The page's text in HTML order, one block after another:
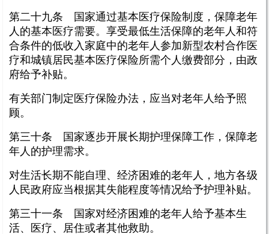
第二十九条 国家通过基本医疗保险制度，保障老年
人的基本医疗需要。享受最低生活保障的老年人和符
合条件的低收入家庭中的老年人参加新型农村合作医
疗和城镇居民基本医疗保险所需个人缴费部分，由政
府给予补贴。
有关部门制定医疗保险办法，应当对老年人给予照
顾。
第三十条 国家逐步开展长期护理保障工作，保障老
年人的护理需求。
对生活长期不能自理、经济困难的老年人，地方各级
人民政府应当根据其失能程度等情况给予护理补贴。
第三十一条 国家对经济困难的老年人给予基本生
活、医疗、居住或者其他救助。